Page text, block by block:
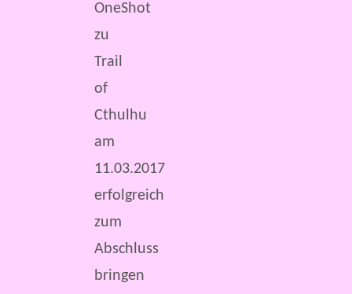
OneShot
zu
Trail
of
Cthulhu
am
11.03.2017
erfolgreich
zum
Abschluss
bringen